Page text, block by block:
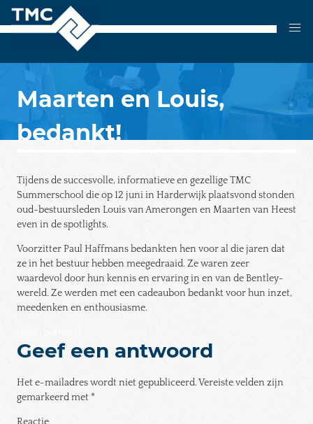
Maarten en Louis,
bedankt!
Tijdens de succesvolle, informatieve en gezellige TMC
Summerschool die op 12 juni in Harderwijk plaatsvond stonden
oud-bestuursleden Louis van Amerongen en Maarten van Heest
even in de spotlights.
Voorzitter Paul Haffmans bedankten hen voor al die jaren dat
ze in het bestuur hebben meegedraaid. Ze waren zeer
waardevol door hun kennis en ervaring in en van de Bentley-
wereld. Ze werden met een cadeaubon bedankt voor hun inzet,
meedenken en enthousiasme.
Geef een antwoord
Het e-mailadres wordt niet gepubliceerd.Vereiste velden zijn
gemarkeerd met *